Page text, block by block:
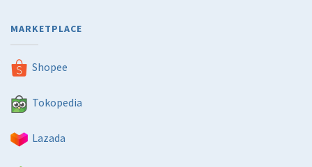
MARKETPLACE
Shopee
Tokopedia
Lazada